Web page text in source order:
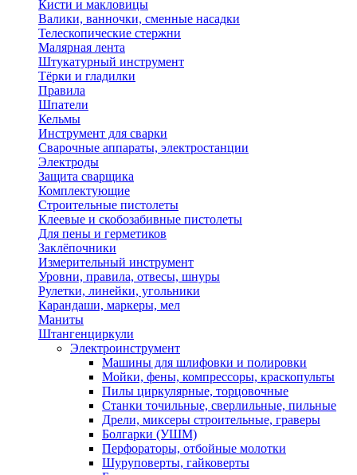
Кисти и макловицы
Валики, ванночки, сменные насадки
Телескопические стержни
Малярная лента
Штукатурный инструмент
Тёрки и гладилки
Правила
Шпатели
Кельмы
Инструмент для сварки
Сварочные аппараты, электростанции
Электроды
Защита сварщика
Комплектующие
Строительные пистолеты
Клеевые и скобозабивные пистолеты
Для пены и герметиков
Заклёпочники
Измерительный инструмент
Уровни, правила, отвесы, шнуры
Рулетки, линейки, угольники
Карандаши, маркеры, мел
Маниты
Штангенциркули
Электроинструмент
Машины для шлифовки и полировки
Мойки, фены, компрессоры, краскопульты
Пилы циркулярные, торцовочные
Станки точильные, сверлильные, пильные
Дрели, миксеры строительные, граверы
Болгарки (УШМ)
Перфораторы, отбойные молотки
Шуруповерты, гайковерты